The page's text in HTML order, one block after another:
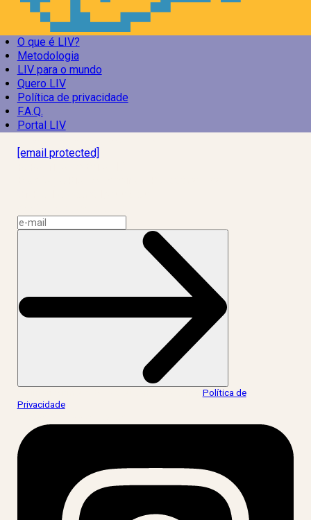
O que é LIV?
Metodologia
LIV para o mundo
Quero LIV
Política de privacidade
F.A.Q.
Portal LIV
[email protected]
Política de
Privacidade.